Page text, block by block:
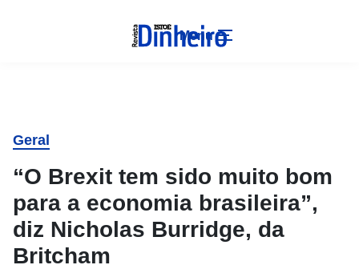
Menu
Geral
“O Brexit tem sido muito bom
para a economia brasileira”,
diz Nicholas Burridge, da
Britcham